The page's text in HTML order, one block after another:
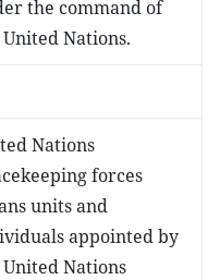
the command of
Nations.
Nations
forces
units and
appointed by
Nations